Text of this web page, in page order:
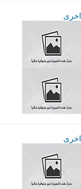
اخرى
اخرى